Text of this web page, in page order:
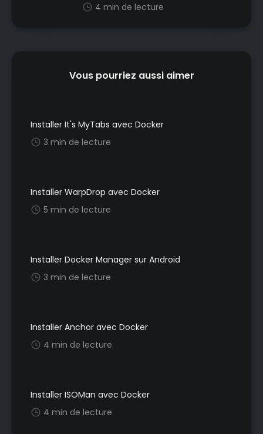
4 min de lecture
Vous pourriez aussi aimer
Installer It's MyTabs avec Docker
3 min de lecture
Installer WarpDrop avec Docker
5 min de lecture
Installer Docker Manager sur Android
3 min de lecture
Installer Anchor avec Docker
4 min de lecture
Installer ISOMan avec Docker
4 min de lecture